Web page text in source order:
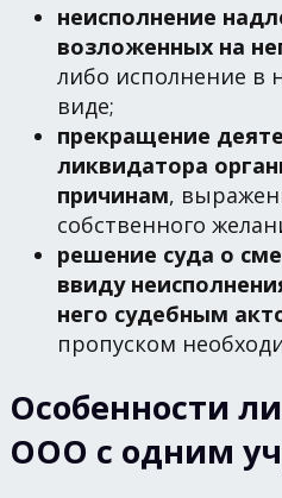
неисполнение
возложенных на
либо исполнение в
виде;
прекращение
ликвидатора
причинам,
собственного
решение суда о
ввиду
него судебным
пропуском
Особенности
ООО с одним